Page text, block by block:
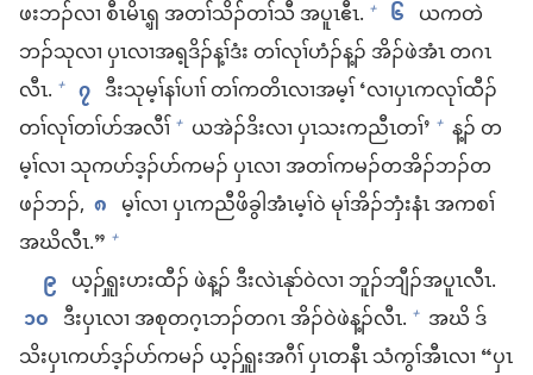
ဖး​ဘၣ်​လၢ စီၤ​မိၤ​ၡ့ အ​တၢ်​သိၣ်​တၢ်​သီ အ​ပူၤ​ဧီၤ. + ၆ ယ​က​တဲ​
ဘၣ်​သု​လၢ ပှၤ​လၢ​အ​ရ့​ဒိၣ်​န့ၢ်​ဒံး တၢ်​လုၢ်​ဟံၣ်​န့ၣ်​ အိၣ်​ဖဲ​အံၤ တ​ဂၤ​
လီၤ. + ၇ ဒီး​သု​မ့ၢ်​နၢ်​ပၢၢ် တၢ်​က​တိၤ​လၢ​အ​မ့ၢ် ‘လၢ​ပှၤ​က​လုၢ်ထီၣ်​
တၢ်လုၢ်​တၢ်ပာ်​အလီၢ် + ယ​အဲၣ်ဒိး​လၢ ပှၤ​သးကညီၤ​တၢ်’ + န့ၣ်​ တ
မ့ၢ်​လၢ သု​က​ပာ်ဒ့ၣ်​ပာ်​ကမၣ်​ ပှၤလၢ အ​တၢ်​ကမၣ်​တအိၣ်​ဘၣ်​တ
ဖၣ်​ဘၣ်, ၈ မ့ၢ်​လၢ ပှၤကညီ​ဖိခွါ​အံၤ​မ့ၢ်ဝဲ မုၢ်​အိၣ်ဘှံး​နံၤ အ​ကစၢ်​
အဃိ​လီၤ.” +
၉ ယ့ၣ်ၡူး​ဟးထီၣ်​ ဖဲ​န့ၣ်​ ဒီး​လဲၤနုာ်​ဝဲ​လၢ ဘူၣ်ဘျီၣ်​အ​ပူၤ​လီၤ.
၁၀ ဒီး​ပှၤလၢ အ​စု​တဂ့ၤ​ဘၣ်​တဂၤ အိၣ်​ဝဲ​ဖဲ​န့ၣ်​လီၤ. + အဃိ ဒ်
သိး​ပှၤ​က​ပာ်ဒ့ၣ်​ပာ်​ကမၣ်​ ယ့ၣ်ၡူး​အဂီၢ် ပှၤ​တနီၤ သံကွၢ်​အီၤ​လၢ “ပှၤ​